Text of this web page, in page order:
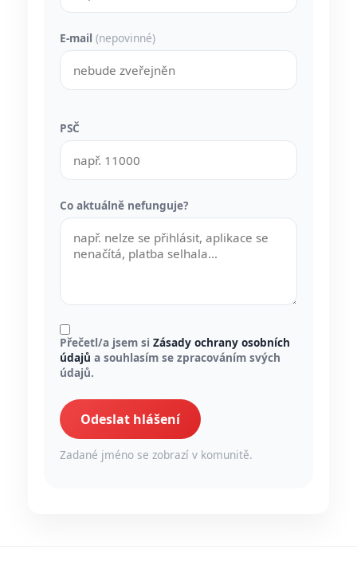
E-mail (nepovinné)
PSČ
Co aktuálně nefunguje?
Přečetl/a jsem si Zásady ochrany osobních
údajů a souhlasím se zpracováním svých
údajů.
Odeslat hlášení
Zadané jméno se zobrazí v komunitě.